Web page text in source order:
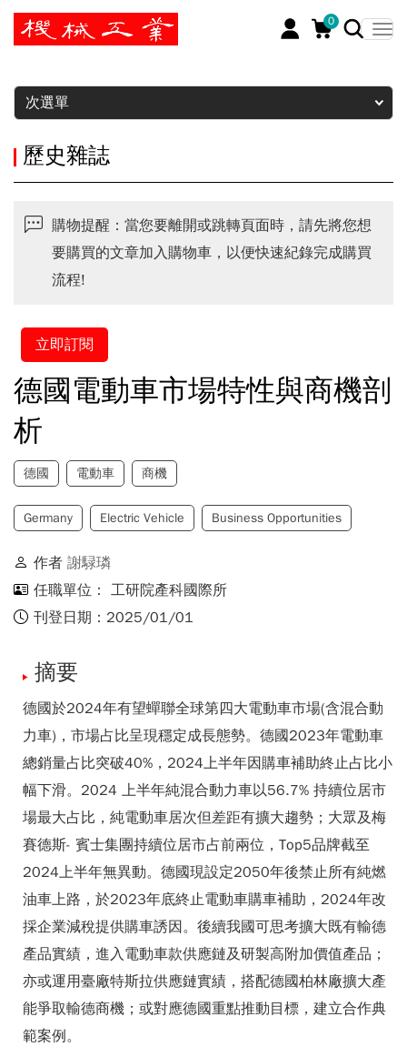
0
暫停
次選單
歷史雜誌
購物提醒：當您要離開或跳轉頁面時，請先將您想
要購買的文章加入購物車，以便快速紀錄完成購買
流程!
立即訂閱
德國電動車市場特性與商機剖
析
德國 電動車 商機
Germany Electric Vehicle Business Opportunities
作者 謝騄璘
任職單位： 工研院產科國際所
刊登日期：2025/01/01
摘要
德國於2024年有望蟬聯全球第四大電動車市場(含混合動
力車)，市場占比呈現穩定成長態勢。德國2023年電動車
總銷量占比突破40%，2024上半年因購車補助終止占比小
幅下滑。2024 上半年純混合動力車以56.7% 持續位居市
場最大占比，純電動車居次但差距有擴大趨勢；大眾及梅
賽德斯- 賓士集團持續位居市占前兩位，Top5品牌截至
2024上半年無異動。德國現設定2050年後禁止所有純燃
油車上路，於2023年底終止電動車購車補助，2024年改
採企業減稅提供購車誘因。後續我國可思考擴大既有輸德
產品實績，進入電動車款供應鏈及研製高附加價值產品；
亦或運用臺廠特斯拉供應鏈實績，搭配德國柏林廠擴大產
能爭取輸德商機；或對應德國重點推動目標，建立合作典
範案例。